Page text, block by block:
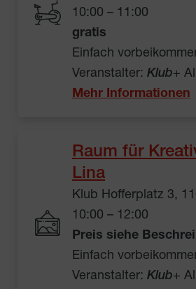
10:00 – 11:00
gratis
Einfach
Veranstalter: Klub+
Mehr Informationen
Raum für
Lina
Klub Hofferplatz 3,
10:00 – 12:00
Preis siehe
Einfach
Veranstalter: Klub+